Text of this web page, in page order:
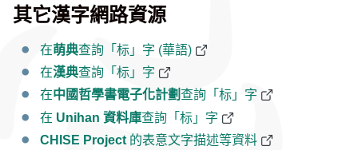
其它漢字網路資源
在萌典查詢「标」字 (華語)
在漢典查詢「标」字
在中國哲學書電子化計劃查詢「标」字
在 Unihan 資料庫查詢「标」字
CHISE Project 的表意文字描述等資料